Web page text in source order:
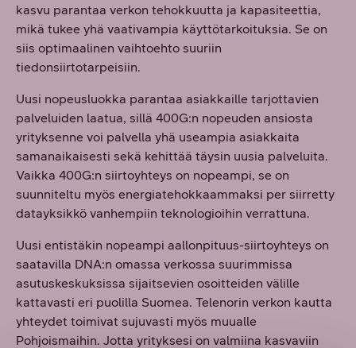
kasvu parantaa verkon tehokkuutta ja kapasiteettia,
mikä tukee yhä vaativampia käyttötarkoituksia. Se on
siis optimaalinen vaihtoehto suuriin
tiedonsiirtotarpeisiin.
Uusi nopeusluokka parantaa asiakkaille tarjottavien
palveluiden laatua, sillä 400G:n nopeuden ansiosta
yrityksenne voi palvella yhä useampia asiakkaita
samanaikaisesti sekä kehittää täysin uusia palveluita.
Vaikka 400G:n siirtoyhteys on nopeampi, se on
suunniteltu myös energiatehokkaammaksi per siirretty
datayksikkö vanhempiin teknologioihin verrattuna.
Uusi entistäkin nopeampi aallonpituus-siirtoyhteys on
saatavilla DNA:n omassa verkossa suurimmissa
asutuskeskuksissa sijaitsevien osoitteiden välille
kattavasti eri puolilla Suomea. Telenorin verkon kautta
yhteydet toimivat sujuvasti myös muualle
Pohjoismaihin. Jotta yrityksesi on valmiina kasvaviin